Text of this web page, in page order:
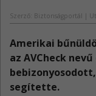
Szerző: Biztonságportál |
​Amerikai
az AVCheck
segítette.